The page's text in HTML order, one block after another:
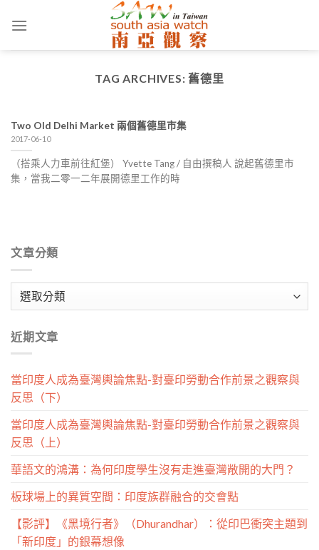
TAG ARCHIVES:舊德里
Two Old Delhi Market 兩個舊德里市集
2017-06-10
（搭乘人力車前往紅堡） Yvette Tang / 自由撰稿人 說起舊德里市
集，當我二零一二年展開德里工作的時
文章分類
類
近期文章
當印度人成為臺灣輿論焦點-對臺印勞動合作前景之觀察與
反思（下）
當印度人成為臺灣輿論焦點-對臺印勞動合作前景之觀察與
反思（上）
華語文的鴻溝：為何印度學生沒有走進臺灣敞開的大門？
板球場上的異質空間：印度族群融合的交會點
【影評】《黑境行者》（Dhurandhar）：從印巴衝突主題到
「新印度」的銀幕想像